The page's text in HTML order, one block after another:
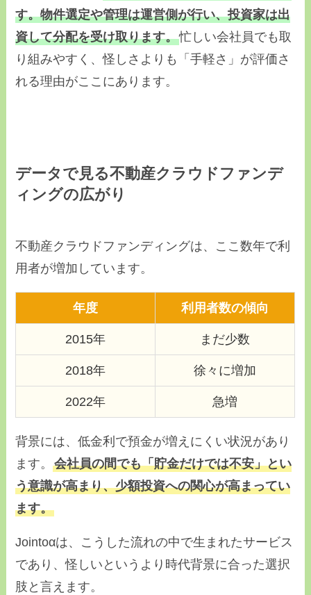
す。物件選定や管理は運営側が行い、投資家は出
資して分配を受け取ります。忙しい会社員でも取
り組みやすく、怪しさよりも「手軽さ」が評価さ
れる理由がここにあります。
データで見る不動産クラウドファンデ
ィングの広がり
不動産クラウドファンディングは、ここ数年で利
用者が増加しています。
年度 利用者数の傾向
2015年 まだ少数
2018年 徐々に増加
2022年 急増
背景には、低金利で預金が増えにくい状況があり
ます。会社員の間でも「貯金だけでは不安」とい
う意識が高まり、少額投資への関心が高まってい
ます。
Jointoαは、こうした流れの中で生まれたサービス
であり、怪しいというより時代背景に合った選択
肢と言えます。